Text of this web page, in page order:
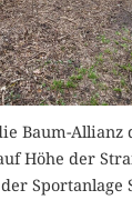
Baum-Allianz
Höhe der
Sportanlage